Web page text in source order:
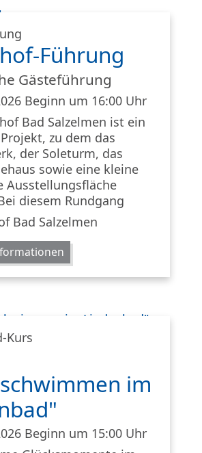
Führung
Gästeführung
Beginn um 16:00 Uhr
Bad Salzelmen ist ein
zu dem das
der Soleturm, das
sowie eine kleine
Ausstellungsfläche
diesem Rundgang
Bad Salzelmen
Kurs
im
Beginn um 15:00 Uhr